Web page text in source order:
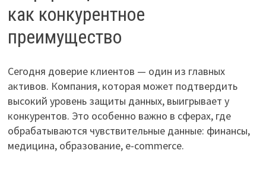
как конкурентное
преимущество
Сегодня доверие клиентов — один из главных
активов. Компания, которая может подтвердить
высокий уровень защиты данных, выигрывает у
конкурентов. Это особенно важно в сферах, где
обрабатываются чувствительные данные: финансы,
медицина, образование, e-commerce.